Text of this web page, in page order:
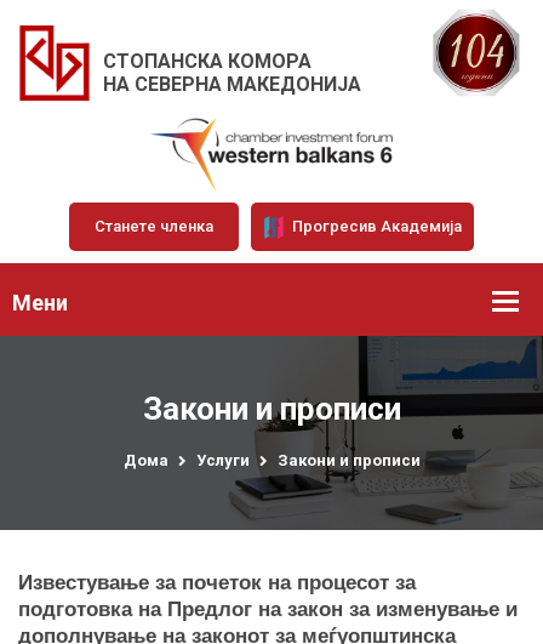
СТОПАНСКА КОМОРА
НА СЕВЕРНА МАКЕДОНИЈА
Станете членка Прогресив Академија
Мени
Закони и прописи
Дома Услуги Закони и прописи
Известување за почеток на процесот за
подготовка на Предлог на закон за изменување и
дополнување на законот за меѓуопштинска